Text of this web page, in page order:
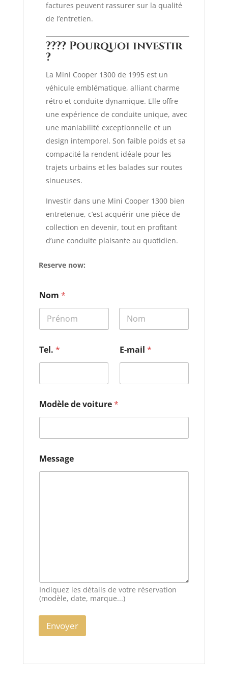
factures peuvent rassurer sur la qualité
de l’entretien.
???? Pourquoi investir
?
La Mini Cooper 1300 de 1995 est un
véhicule emblématique, alliant charme
rétro et conduite dynamique. Elle offre
une expérience de conduite unique, avec
une maniabilité exceptionnelle et un
design intemporel. Son faible poids et sa
compacité la rendent idéale pour les
trajets urbains et les balades sur routes
sinueuses.
Investir dans une Mini Cooper 1300 bien
entretenue, c’est acquérir une pièce de
collection en devenir, tout en profitant
d’une conduite plaisante au quotidien.
Reserve now:
e
s
a
e
*
M
s
a
Nom *
Tel. * E-mail *
Modèle de voiture*
Message
Indiquez les détails de votre réservation
(modèle, date, marque...)
Envoyer